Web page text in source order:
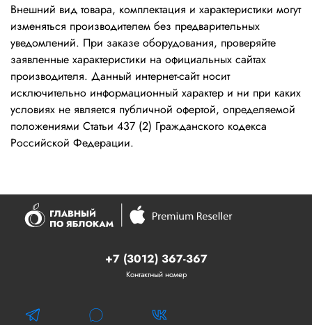
Внешний вид товара, комплектация и характеристики могут
изменяться производителем без предварительных
уведомлений. При заказе оборудования, проверяйте
заявленные характеристики на официальных сайтах
производителя. Данный интернет-сайт носит
исключительно информационный характер и ни при каких
условиях не является публичной офертой, определяемой
положениями Статьи 437 (2) Гражданского кодекса
Российской Федерации.
+7 (3012) 367-367
Контактный номер